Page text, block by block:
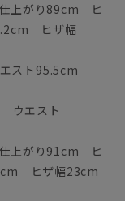
上がり89cm ヒ
ヒザ幅
スト95.5cm
ウエスト
上がり91cm ヒ
ヒザ幅23cm